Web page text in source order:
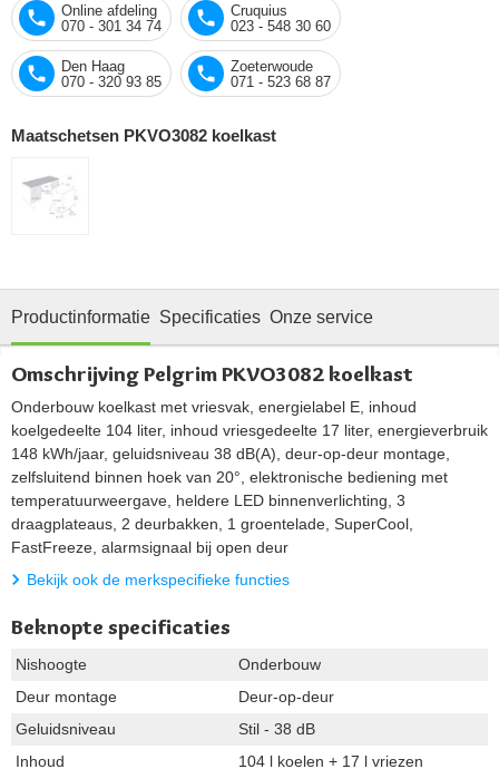
Online afdeling
070 - 301 34 74
Cruquius
023 - 548 30 60
Den Haag
070 - 320 93 85
Zoeterwoude
071 - 523 68 87
Maatschetsen PKVO3082 koelkast
Productinformatie Specificaties Onze service
Omschrijving Pelgrim PKVO3082 koelkast
Onderbouw koelkast met vriesvak, energielabel E, inhoud
koelgedeelte 104 liter, inhoud vriesgedeelte 17 liter, energieverbruik
148 kWh/jaar, geluidsniveau 38 dB(A), deur-op-deur montage,
zelfsluitend binnen hoek van 20°, elektronische bediening met
temperatuurweergave, heldere LED binnenverlichting, 3
draagplateaus, 2 deurbakken, 1 groentelade, SuperCool,
FastFreeze, alarmsignaal bij open deur
Bekijk ook de merkspecifieke functies
Beknopte specificaties
Nishoogte
Onderbouw
Deur montage
Deur-op-deur
Geluidsniveau
Stil - 38 dB
Inhoud
104 l koelen + 17 l vriezen